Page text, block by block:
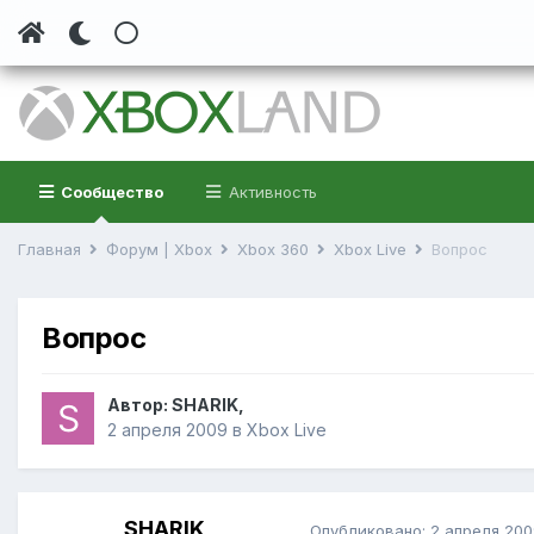
Сообщество Активность
Главная Форум | Xbox Xbox 360 Xbox Live Вопрос
Вопрос
Автор: SHARIK
2 апреля 2009 в Xbox Live